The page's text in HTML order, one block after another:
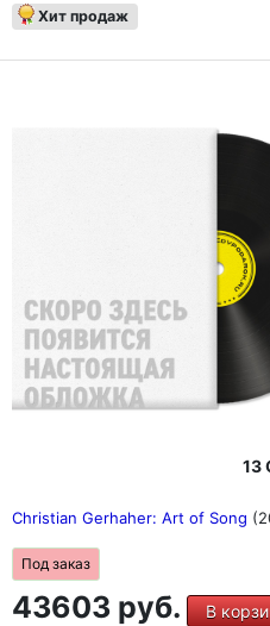
Хит продаж
13
Christian Gerhaher: Art of Song
Под заказ
43603 руб. В